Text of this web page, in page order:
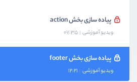
پیاده سازی بخش action
ویدیو آموزشی 07:35
پیاده سازی بخش footer
ویدیو آموزشی 12:21